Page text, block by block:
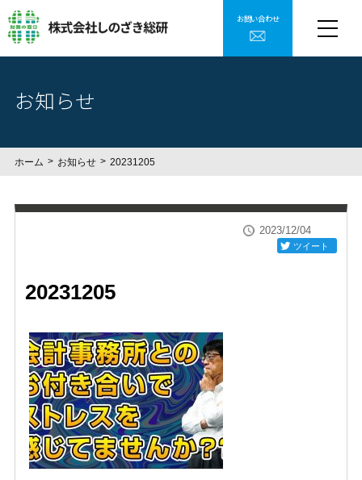
お問い合わせ
お知らせ
ホーム お知らせ 20231205
2023/12/04
ツイート
20231205